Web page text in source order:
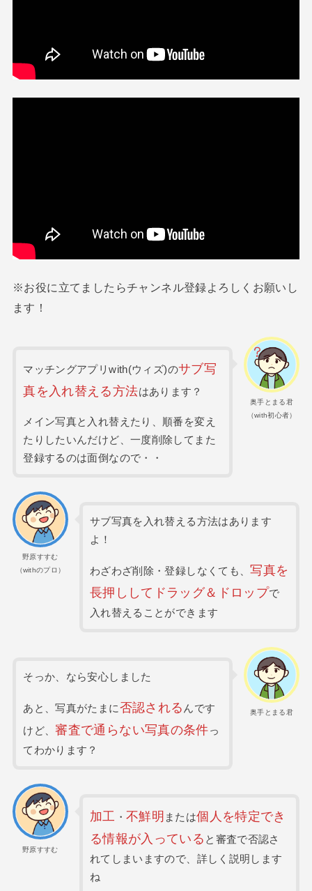
※お役に立てましたらチャンネル登録よろしくお願いし
ます！
奥手とまる君
（with初心者）
マッチングアプリwith(ウィズ)のサブ写
真を入れ替える方法はあります？
メイン写真と入れ替えたり、順番を変え
たりしたいんだけど、一度削除してまた
登録するのは面倒なので・・
野原すすむ
（withのプロ）
サブ写真を入れ替える方法はあります
よ！
わざわざ削除・登録しなくても、写真を
長押ししてドラッグ＆ドロップで
入れ替えることができます
奥手とまる君
そっか、なら安心しました
あと、写真がたまに否認される んです
けど、 審査で通らない写真の条件っ
てわかります？
野原すすむ
加工 ・ 不鮮明 または個人を特定でき
る情報が入っている と審査で否認さ
れてしまいますので、詳しく説明します
ね